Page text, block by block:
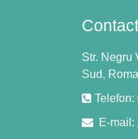
Contact
Str. Negru
Sud,
E-mail: